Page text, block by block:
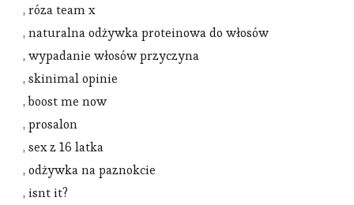
, róza team x
, naturalna odżywka proteinowa do włosów
, wypadanie włosów przyczyna
, skinimal opinie
, boost me now
, prosalon
, sex z 16 latka
, odżywka na paznokcie
, isnt it?